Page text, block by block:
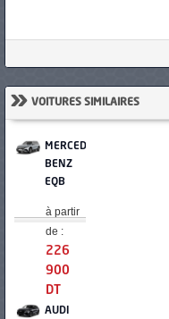
» VOITURES SIMILAIRES
MERCEDES-
BENZ
EQB
à partir
de :
226
900
DT
AUDI